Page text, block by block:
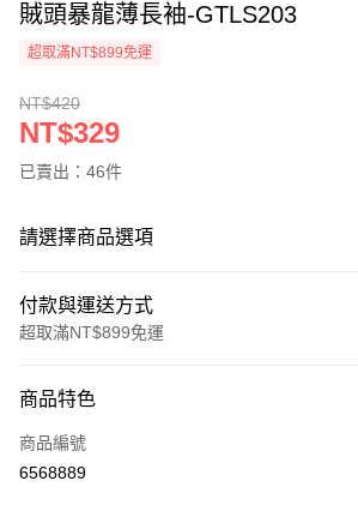
賊頭暴龍薄長袖-GTLS203
超取滿NT$899免運
NT$420
NT$329
已賣出：46件
請選擇商品選項
付款與運送方式
超取滿NT$899免運
信用卡一次付款
信用卡分期付款
商品特色
商品編號
6568889